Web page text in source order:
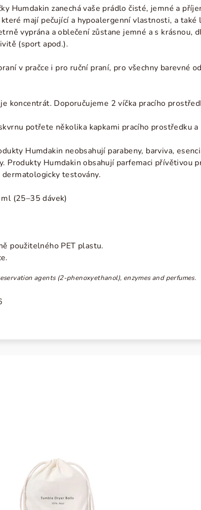
Humdakin zanechá vaše prádlo čisté, jemné a
mají pečující a hypoalergenní vlastnosti, a
vyprána a oblečení zůstane jemné a s
(sport apod.).
v pračce i pro ruční praní, pro všechny barevné
koncentrát. Doporučujeme 2 víčka pracího
potřete několika kapkami pracího prostředku
Humdakin neobsahují parabeny, barviva,
Produkty Humdakin obsahují parfemaci přívětivou
testovány.
(25–35 dávek)
použitelného PET plastu.
agents (2-phenoxyethanol), enzymes and perfumes.